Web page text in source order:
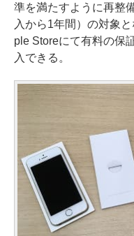
準を満たすように再整
入から1年間）の対象
ple Storeにて有料の保
入できる。